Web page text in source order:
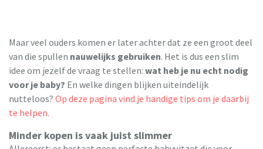
Maar veel ouders komen er later achter dat ze een groot deel
van die spullen nauwelijks gebruiken. Het is dus een slim
idee om jezelf de vraag te stellen: wat heb je nu echt nodig
voor je baby? En welke dingen blijken uiteindelijk
nutteloos? Op deze pagina vind je handige tips om je daarbij
te helpen.
Minder kopen is vaak juist slimmer